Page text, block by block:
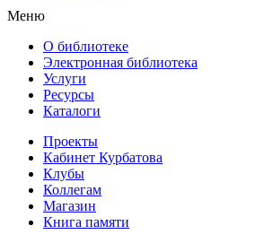
Меню
О библиотеке
Электронная библиотека
Услуги
Ресурсы
Каталоги
Проекты
Кабинет Курбатова
Клубы
Коллегам
Магазин
Книга памяти